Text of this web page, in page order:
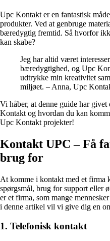
Upc Kontakt er en fantastisk
produkter. Ved at genbruge
bæredygtig fremtid. Så hvorfor
kan skabe?
Jeg har altid været
bæredygtighed, og Upc
udtrykke min kreativitet
miljøet. – Anna, Upc
Vi håber, at denne guide har
Kontakt og hvordan du kan
Upc Kontakt projekter!
Kontakt UPC – Få
brug for
At komme i kontakt med et firma
spørgsmål, brug for support eller
er et firma, som mange
i denne artikel vil vi give dig en
1. Telefonisk kontakt